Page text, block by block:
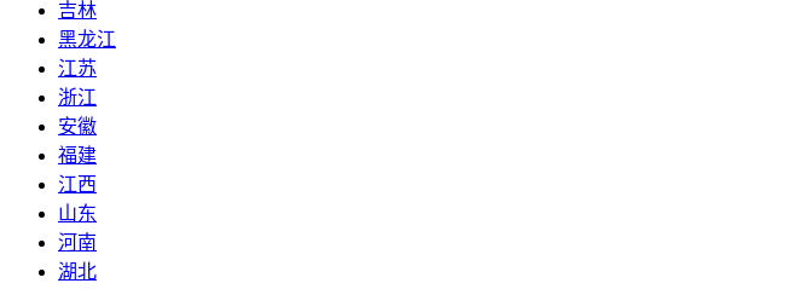
吉林
黑龙江
江苏
浙江
安徽
福建
江西
山东
河南
湖北